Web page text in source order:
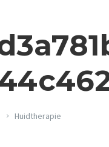
Huidtherapie